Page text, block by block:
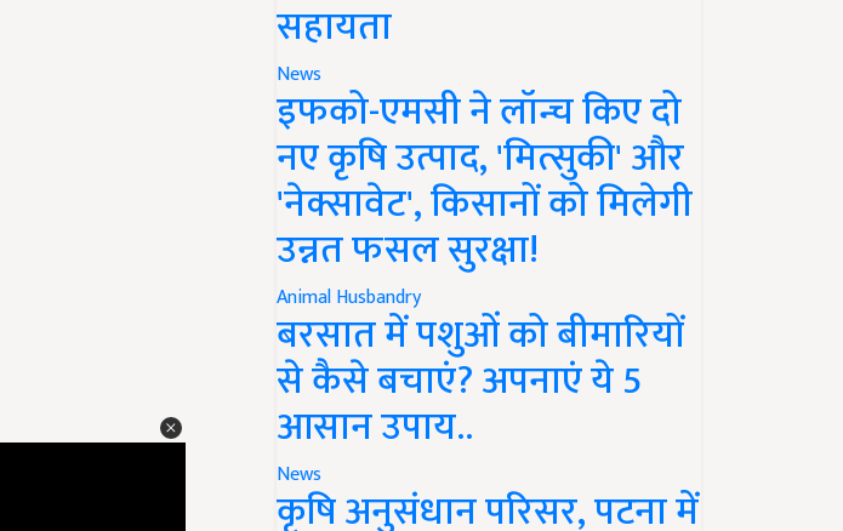
सहायता
News
इफको-एमसी ने लॉन्च किए दो
नए कृषि उत्पाद, 'मित्सुकी' और
'नेक्सावेट', किसानों को मिलेगी
उन्नत फसल सुरक्षा!
Animal Husbandry
बरसात में पशुओं को बीमारियों
से कैसे बचाएं? अपनाएं ये 5
आसान उपाय..
News
कृषि अनुसंधान परिसर, पटना में